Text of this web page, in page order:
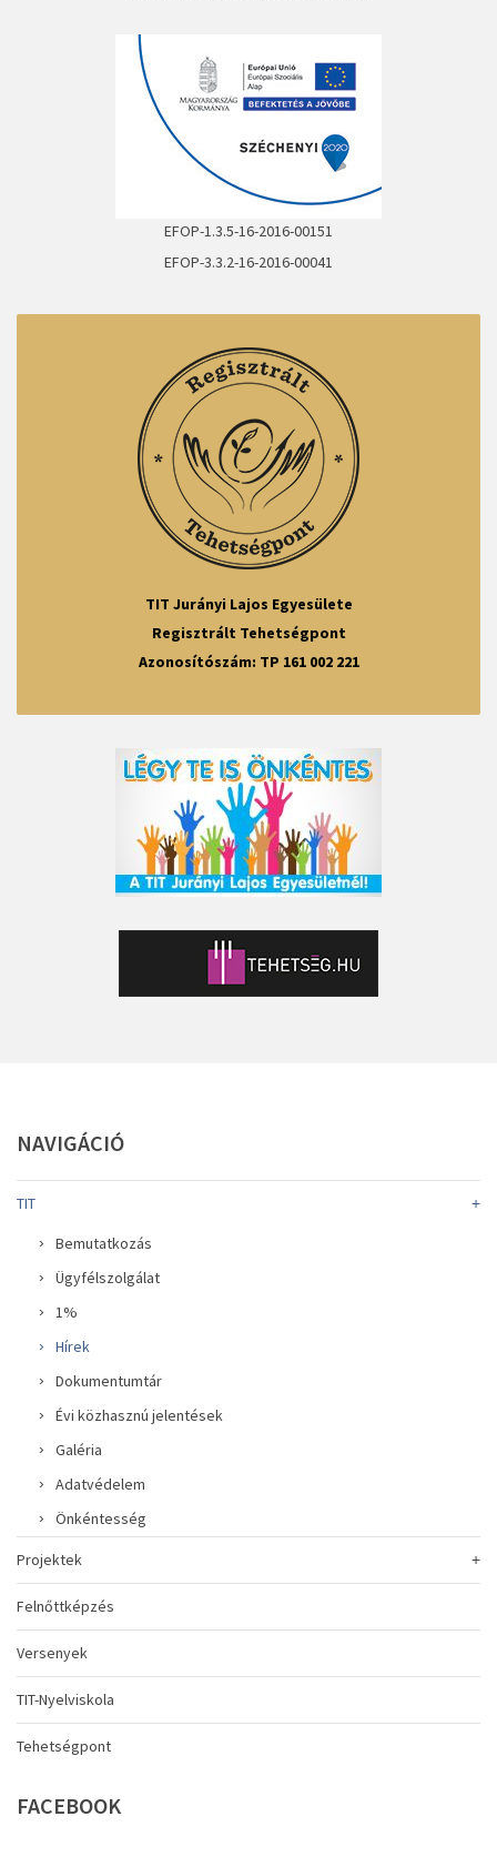
EFOP-1.3.5-16-2016-00151
EFOP-3.3.2-16-2016-00041
TIT Jurányi Lajos Egyesülete
Regisztrált Tehetségpont
Azonosítószám: TP 161 002 221
NAVIGÁCIÓ
TIT
Bemutatkozás
Ügyfélszolgálat
1%
Hírek
Dokumentumtár
Évi közhasznú jelentések
Galéria
Adatvédelem
Önkéntesség
Projektek
Felnőttképzés
Versenyek
TIT-Nyelviskola
Tehetségpont
FACEBOOK